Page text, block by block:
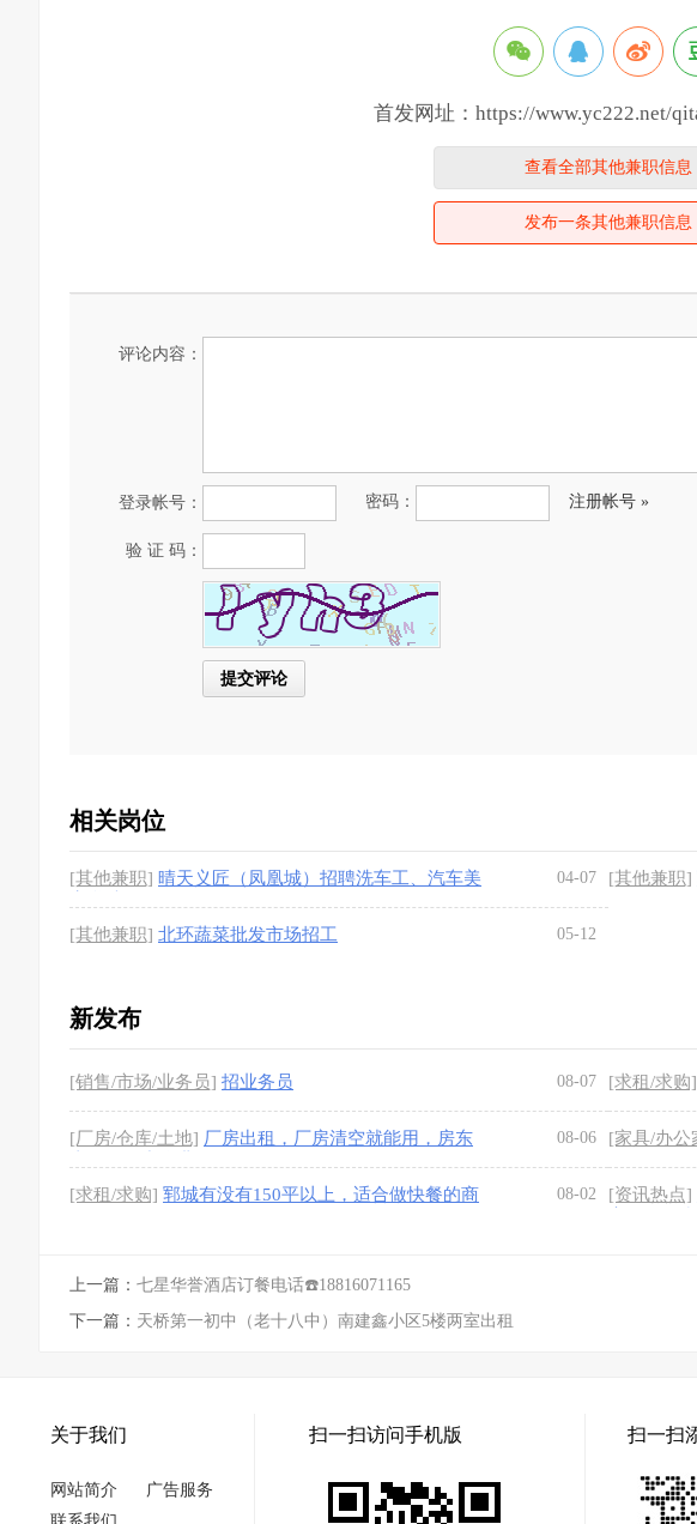
首发网址：https://www.yc222.net/
查看全部其他兼职信息
发布一条其他兼职信息
评论内容：
登录帐号： 密码： 注册帐号 »
验 证 码：
相关岗位
[其他兼职] 晴天义匠（凤凰城）招聘洗车工、汽车美
04-07 [其他兼职]
[其他兼职] 北环蔬菜批发市场招工 05-12
新发布
[销售/市场/业务员] 招业务员 08-07 [求租/求购]
[厂房/仓库/土地] 厂房出租，厂房清空就能用，房东
08-06 [家具/办公
[求租/求购] 郓城有没有150平以上，适合做快餐的商
08-02 [资讯热点]
上一篇： 七星华誉酒店订餐电话☎️18816071165
下一篇： 天桥第一初中（老十八中）南建鑫小区5楼两室出租
关于我们
网站简介
广告服务
扫一扫访问手机版 扫一扫